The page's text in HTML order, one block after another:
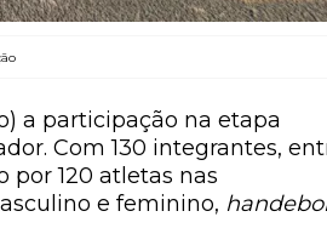
a participação na etapa
Com 130 integrantes,
120 atletas nas
e feminino,